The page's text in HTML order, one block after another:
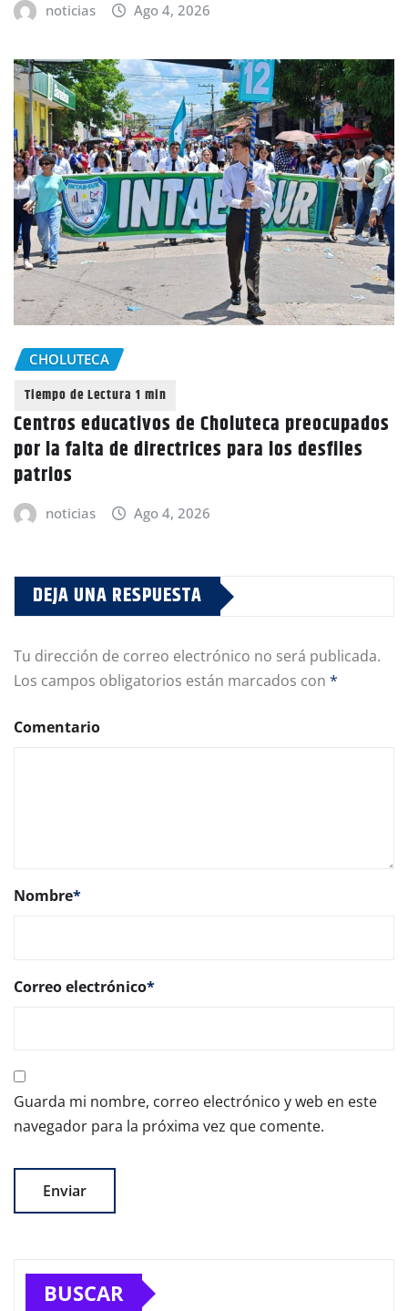
noticias Ago 4, 2026
CHOLUTECA
Centros educativos de Choluteca preocupados
por la falta de directrices para los desfiles
patrios
noticias Ago 4, 2026
DEJA UNA RESPUESTA
Tu dirección de correo electrónico no será publicada.
Los campos obligatorios están marcados con *
Comentario
Nombre*
Correo electrónico*
Guarda mi nombre, correo electrónico y web en este
navegador para la próxima vez que comente.
BUSCAR